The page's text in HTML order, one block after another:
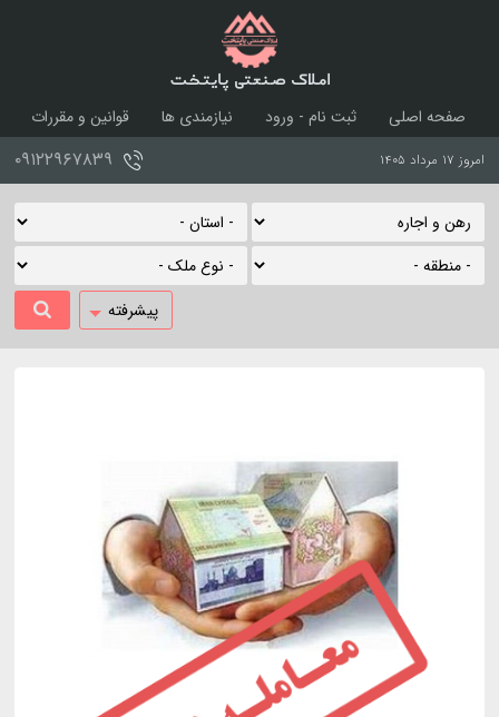
املاک صنعتی پایتخت
صفحه اصلی ثبت نام - ورود نیازمندی ها
قوانین و مقررات
امروز ۱۷ مرداد ۱۴۰۵ ۰۹۱۲۲۹۶۷۸۳۹
پیشرفته